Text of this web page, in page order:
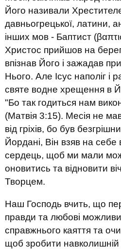
Його називали
давньогрецької, латини,
інших мов - Баптист
Христос прийшов на
впізнав Його і зажадав
Нього. Але Ісус наполіг і
святе водне хрещення в
"Бо так годиться нам
(Матвія 3:15). Месія не
від гріхів, бо був
Йордані, Він взяв на
сердець, щоб ми мали
оновитись та відновити
Творцем.
Наш Господь вчить, що
правди та любові
справжнього каяття та
щоб зробити